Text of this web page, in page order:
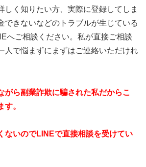
しく知りたい方、実際に登録してしま
できないなどのトラブルが生じている
へご相談ください。私が直接ご相談
人で悩まずにまずはご連絡いただけれ
がら副業詐欺に騙された私だからこ
す。
ないのでLINEで直接相談を受けてい